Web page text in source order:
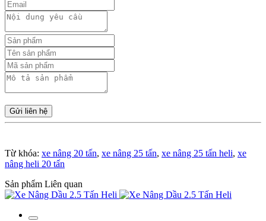
Gửi liên hệ
Từ khóa: xe nâng 20 tấn, xe nâng 25 tấn, xe nâng 25 tấn heli, xe
nâng heli 20 tấn
Sản phẩm Liên quan